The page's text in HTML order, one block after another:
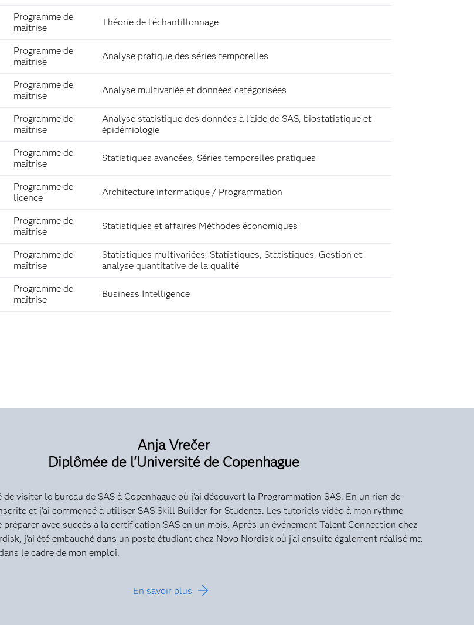
Programme de
maîtrise
Théorie de l'échantillonnage
Programme de
maîtrise
Analyse pratique des séries temporelles
Programme de
maîtrise
Analyse multivariée et données catégorisées
Programme de
maîtrise
Analyse statistique des données à l'aide de SAS, biostatistique et
épidémiologie
Programme de
maîtrise
Statistiques avancées, Séries temporelles pratiques
Programme de
licence
Architecture informatique / Programmation
Programme de
maîtrise
Statistiques et affaires Méthodes économiques
Programme de
maîtrise
Statistiques multivariées, Statistiques, Statistiques, Gestion et
analyse quantitative de la qualité
Programme de
maîtrise
Business Intelligence
Anja Vrečer
Diplômée de l'Université de Copenhague
visiter le bureau de SAS à Copenhague où j'ai découvert la Programmation SAS. En un rien de
et j'ai commencé à utiliser SAS Skill Builder for Students. Les tutoriels vidéo à mon rythme
préparer avec succès à la certification SAS en un mois. Après un événement Talent Connection chez
j'ai été embauché dans un poste étudiant chez Novo Nordisk où j'ai ensuite également réalisé ma
le cadre de mon emploi.
En savoir plus